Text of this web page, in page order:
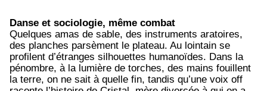
Danse et sociologie, même combat
Quelques amas de sable, des instruments aratoires,
des planches parsèment le plateau. Au lointain se
profilent d’étranges silhouettes humanoïdes. Dans la
pénombre, à la lumière de torches, des mains fouillent
la terre, on ne sait à quelle fin, tandis qu’une voix off